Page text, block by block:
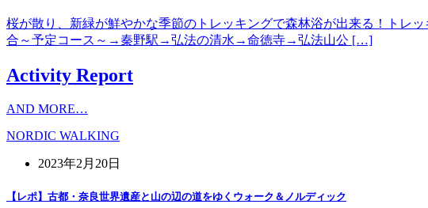
桜が散り、新緑が鮮やかな季節のトレッキングで森林浴が出来る！トレ
合～予定コース～→秦野駅→弘法の清水→命徳寺→弘法山公 […]
Activity Report
AND MORE…
NORDIC WALKING
2023年2月20日
【レポ】古都・奈良世界遺産と山の辺の道をゆくウォーク＆ノルディック